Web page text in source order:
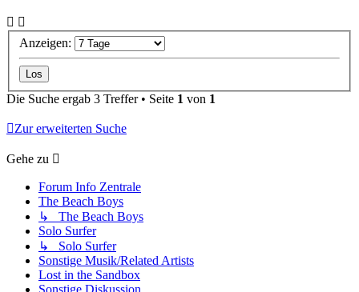
Anzeigen:
Die Suche ergab 3 Treffer • Seite 1 von 1
Zur erweiterten Suche
Gehe zu
Forum Info Zentrale
The Beach Boys
↳ The Beach Boys
Solo Surfer
↳ Solo Surfer
Sonstige Musik/Related Artists
Lost in the Sandbox